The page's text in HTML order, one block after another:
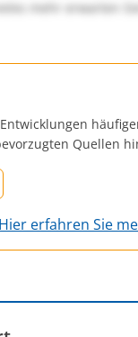
mehr erwarten
Quellen
Hier erfahren Sie